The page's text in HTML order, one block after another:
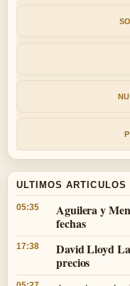
ULTIMOS ARTICULOS
05:35
Aguilera y
fechas
17:38
David Lloyd
precios